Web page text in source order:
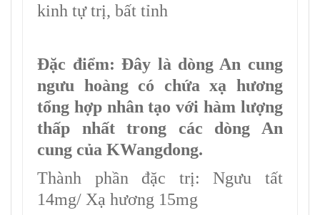
kinh tự trị, bất tỉnh
Đặc điểm: Đây là dòng An cung
ngưu hoàng có chứa xạ hương
tổng hợp nhân tạo với hàm lượng
thấp nhất trong các dòng An
cung của KWangdong.
Thành phần đặc trị: Ngưu tất
14mg/ Xạ hương 15mg